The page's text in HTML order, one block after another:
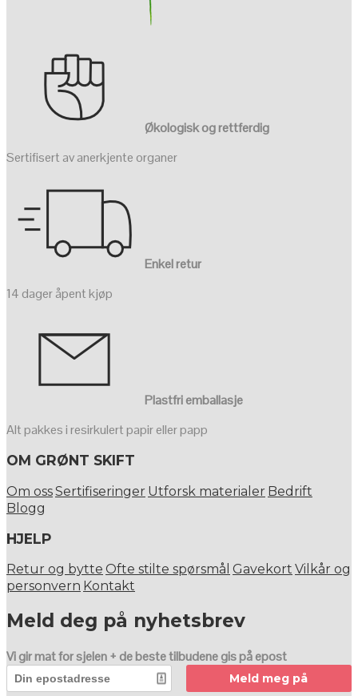
Økologisk og rettferdig
Sertifisert av anerkjente organer
Enkel retur
14 dager åpent kjøp
Plastfri emballasje
Alt pakkes i resirkulert papir eller papp
OM GRØNT SKIFT
Om ossSertifiseringer Utforsk materialer Bedrift
Blogg
HJELP
Retur og bytte Ofte stilte spørsmål Gavekort Vilkår og
personvern Kontakt
Meld deg på nyhetsbrev
Vi gir mat for sjelen + de beste tilbudene gis på epost
Meld meg på